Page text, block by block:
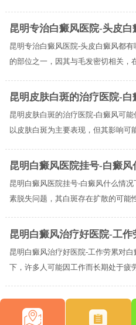
昆明专治白癜风医院-头皮
昆明专治白癜风医院-头皮白癜风都
的部位之一，因其与毛发密切相关，
昆明皮肤白斑的治疗医院-
昆明皮肤白斑的治疗医院-白癜风可
以皮肤白斑为主要表现，但其影响可
昆明白癜风医院挂号-白癜
昆明白癜风医院挂号-白癜风什么情
素脱失问题，其白斑存在扩散的可能性
昆明白癜风治疗好医院-工
昆明白癜风治疗好医院-工作劳累对
下，许多人可能因工作而长期处于疲劳